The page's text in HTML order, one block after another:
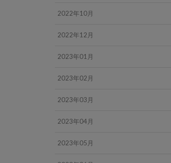
2022年10月
2022年12月
2023年01月
2023年02月
2023年03月
2023年04月
2023年05月